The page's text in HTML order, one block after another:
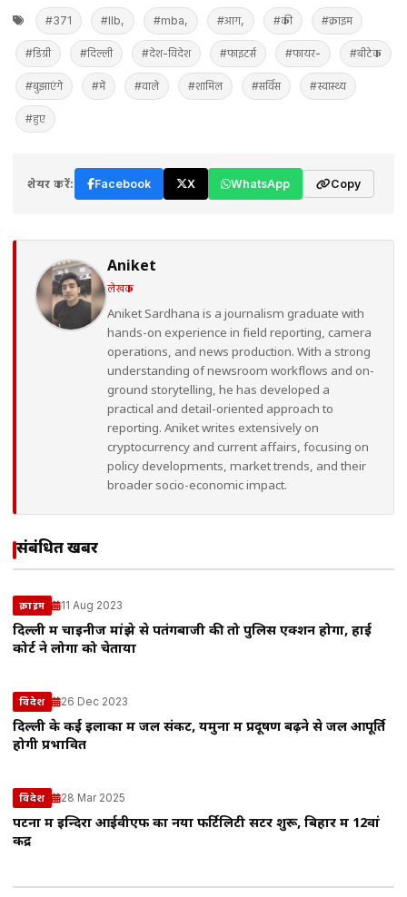
#371 #llb, #mba, #आग, #की #क्राइम
#डिग्री #दिल्ली #देश-विदेश #फाइटर्स #फायर- #बीटेक
#बुझाएंगे #में #वाले #शामिल #सर्विस #स्वास्थ्य
#हुए
शेयर करें: Facebook X WhatsApp Copy
Aniket
लेखक
Aniket Sardhana is a journalism graduate with
hands-on experience in field reporting, camera
operations, and news production. With a strong
understanding of newsroom workflows and on-
ground storytelling, he has developed a
practical and detail-oriented approach to
reporting. Aniket writes extensively on
cryptocurrency and current affairs, focusing on
policy developments, market trends, and their
broader socio-economic impact.
संबंधित खबरें
क्राइम 11 Aug 2023
दिल्ली में चाइनीज मांझे से पतंगबाजी की तो पुलिस एक्शन होगा, हाई
कोर्ट ने लोगों को चेताया
विदेश 26 Dec 2023
दिल्ली के कई इलाकों में जल संकट, यमुना में प्रदूषण बढ़ने से जल आपूर्ति
होगी प्रभावित
विदेश 28 Mar 2025
पटना में इन्दिरा आईवीएफ का नया फर्टिलिटी सेंटर शुरू, बिहार में 12वां
केंद्र